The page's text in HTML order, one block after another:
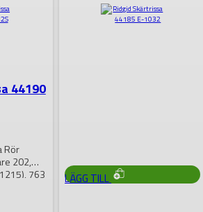
LÄGG TILL
44190
Rör
202,
763